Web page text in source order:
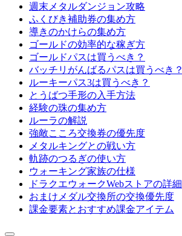
週末メタルダンジョン攻略
ふくびき補助券の集め方
導きのかけらの集め方
ゴールドの効率的な稼ぎ方
ゴールドパスは買うべき？
バッチリがんばるパスは買うべき？
ルーキーパス3は買うべき？
とうばつ手形の入手方法
経験の珠の集め方
ルーラの解説
強敵こころ交換券の優先度
メタルキングとの戦い方
軌跡のつるぎの使い方
ウォーキング家族の仕様
ドラクエウォークWebストアの詳細
おまけメダル交換所の交換優先度
課金要素とおすすめ課金アイテム